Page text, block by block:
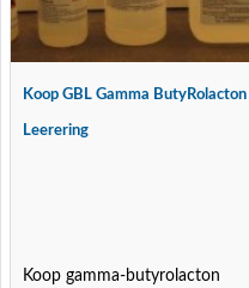
Koop GBL Gamma ButyRolacton
Leerering
Koop gamma-butyrolacton